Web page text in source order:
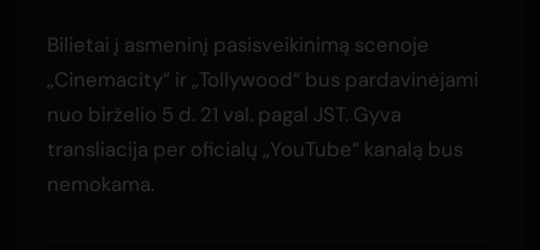
Bilietai į asmeninį pasisveikinimą scenoje
„Cinemacity“ ir „Tollywood“ bus pardavinėjami
nuo birželio 5 d. 21 val. pagal JST. Gyva
transliacija per oficialų „YouTube“ kanalą bus
nemokama.